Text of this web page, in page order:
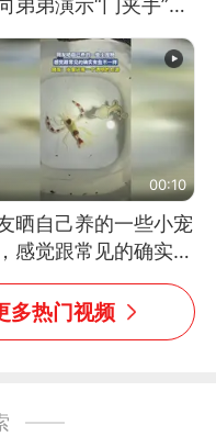
弟弟演示“门夹手”，
：果然言传不如身
00:10
晒自己养的一些小宠
感觉跟常见的确实有
一样
多热门视频